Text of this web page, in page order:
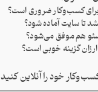
کسب‌وکار ضروری است؟
تا سایت آماده شود؟
هم موفق می‌شود؟
گزینه خوبی است؟
خود را آنلاین کنید